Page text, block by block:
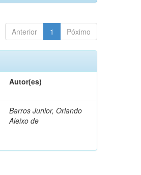
Anterior 1 Póximo
Autor(es)
Barros Junior, Orlando
Aleixo de